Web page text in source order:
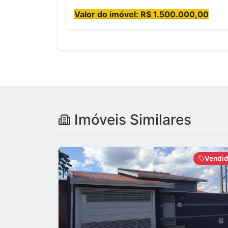
Valor do imóvel: R$ 1.500.000,00
Imóveis Similares